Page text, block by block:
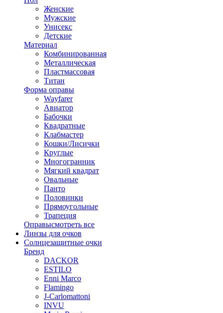
Женские
Мужские
Унисекс
Детские
Материал
Комбинированная
Металлическая
Пластмассовая
Титан
Форма оправы
Wayfarer
Авиатор
Бабочки
Квадратные
Клабмастер
Кошки/Лисички
Круглые
Многогранник
Мягкий квадрат
Овальные
Панто
Половинки
Прямоугольные
Трапеция
Оправысмотреть все
Линзы для очков
Солнцезащитные очки
Бренд
DACKOR
ESTILO
Enni Marco
Flamingo
J-Carlomattoni
INVU